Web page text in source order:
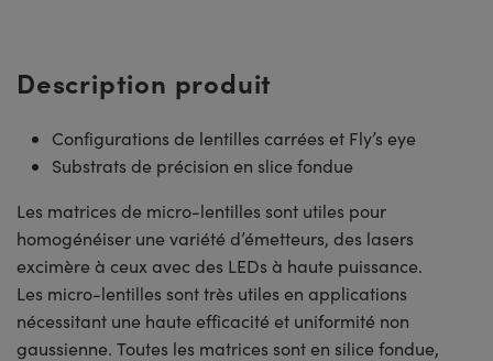
Description produit
Configurations de lentilles carrées et Fly’s eye
Substrats de précision en slice fondue
Les matrices de micro-lentilles sont utiles pour
homogénéiser une variété d’émetteurs, des lasers
excimère à ceux avec des LEDs à haute puissance.
Les micro-lentilles sont très utiles en applications
nécessitant une haute efficacité et uniformité non
gaussienne. Toutes les matrices sont en silice fondue,